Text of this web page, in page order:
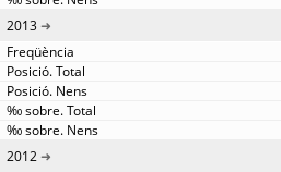
2013
2012